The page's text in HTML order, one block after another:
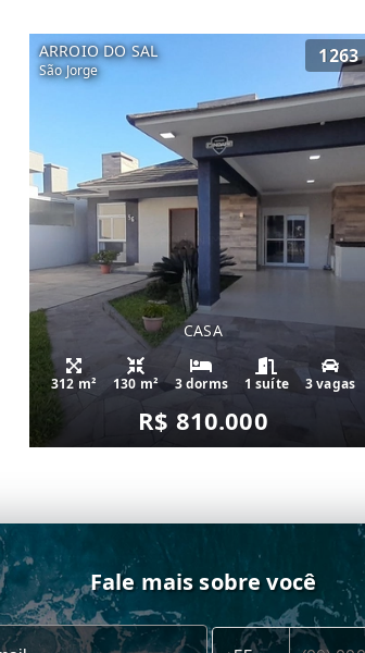
ARROIO DO SAL
São Jorge
1263
CASA
312 m² 130 m² 3 dorms 1 suíte 3 vagas
R$ 810.000
Fale mais sobre você